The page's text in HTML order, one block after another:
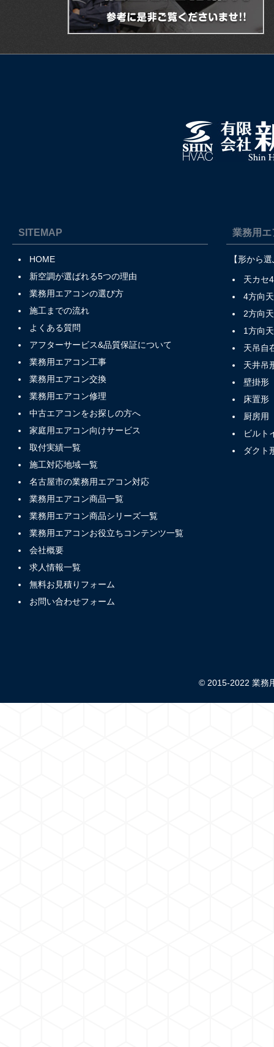
SITEMAP
HOME
新空調が選ばれる5つの理由
業務用エアコンの選び方
施工までの流れ
よくある質問
アフターサービス&品質保証について
業務用エアコン工事
業務用エアコン交換
業務用エアコン修理
中古エアコンをお探しの方へ
家庭用エアコン向けサービス
取付実績一覧
施工対応地域一覧
名古屋市の業務用エアコン対応
業務用エアコン商品一覧
業務用エアコン商品シリーズ一覧
業務用エアコンお役立ちコンテンツ一覧
会社概要
求人情報一覧
無料お見積りフォーム
お問い合わせフォーム
業務用エ
【形から
天カセ
4方向
2方向
1方向
天吊自
天井吊
壁掛形
床置形
厨房用
ビルト
ダクト
© 2015-2022 業務